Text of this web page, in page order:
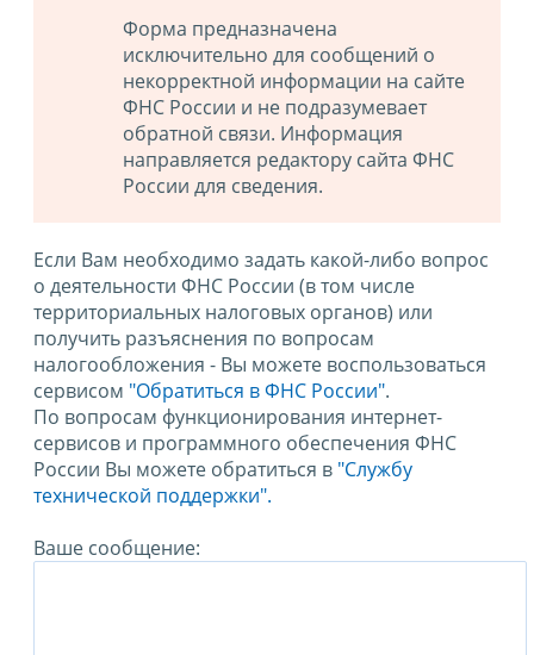
Форма предназначена
исключительно для сообщений о
некорректной информации на сайте
ФНС России и не подразумевает
обратной связи. Информация
направляется редактору сайта ФНС
России для сведения.
Если Вам необходимо задать какой-либо вопрос
о деятельности ФНС России (в том числе
территориальных налоговых органов) или
получить разъяснения по вопросам
налогообложения - Вы можете воспользоваться
сервисом "Обратиться в ФНС России".
По вопросам функционирования интернет-
сервисов и программного обеспечения ФНС
России Вы можете обратиться в "Службу
технической поддержки".
Ваше сообщение: